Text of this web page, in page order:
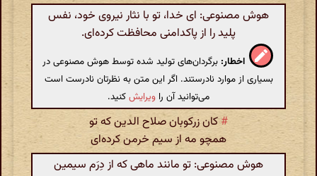
هوش مصنوعی: ای خدا، تو با نثار نیروی خود، نفس
پلید را از پاکدامنی محافظت کرده‌ای.
اخطار: برگردان‌های تولید شده توسط هوش مصنوعی در
بسیاری از موارد نادرستند. اگر این متن به نظرتان نادرست است
می‌توانید آن را ویرایشکنید.
# کان زرکوبان صلاح الدین که تو
همچو مه از سیم خرمن کرده‌ای
هوش مصنوعی: تو مانند ماهی که از دِرَم سیمین